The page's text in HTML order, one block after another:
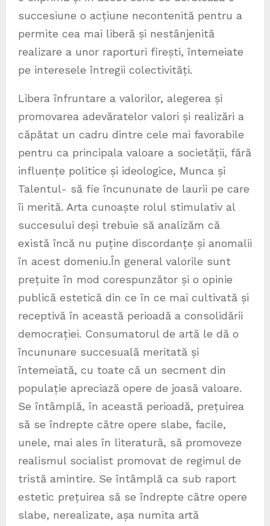
succesiune o acțiune necontenită pentru a
permite cea mai liberă și nestânjenită
realizare a unor raporturi firești, întemeiate
pe interesele întregii colectivități.
Libera înfruntare a valorilor, alegerea și
promovarea adevăratelor valori și realizări a
căpătat un cadru dintre cele mai favorabile
pentru ca principala valoare a societății, fără
influențe politice și ideologice, Munca și
Talentul- să fie încununate de laurii pe care
îi merită. Arta cunoaște rolul stimulativ al
succesului deși trebuie să analizăm că
există încă nu puține discordanțe și anomalii
în acest domeniu.În general valorile sunt
prețuite în mod corespunzător și o opinie
publică estetică din ce în ce mai cultivată și
receptivă în această perioadă a consolidării
democrației. Consumatorul de artă le dă o
încununare succesuală meritată și
întemeiată, cu toate că un secment din
populație apreciază opere de joasă valoare.
Se întâmplă, în această perioadă, prețuirea
să se îndrepte către opere slabe, facile,
unele, mai ales în literatură, să promoveze
realismul socialist promovat de regimul de
tristă amintire. Se întâmplă ca sub raport
estetic prețuirea să se îndrepte către opere
slabe, nerealizate, așa numita artă